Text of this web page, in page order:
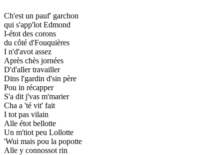
Ch'est un pauf' garchon
qui s'app'lot Edmond
I-étot des corons
du côté d'Fouquières
I n'd'avot assez
Après chès jornées
D'd'aller travailler
Dins l'gardin d'sin père
Pou in récapper
S'a dit j'vas m'marier
Cha a 'té vit' fait
I tot pas vilain
Alle étot bellotte
Un m'tiot peu Lollotte
'Wui mais pou la popotte
Alle y connossot rin